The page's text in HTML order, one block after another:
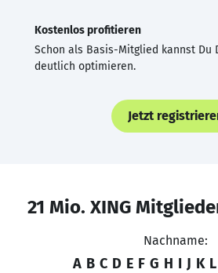
Kostenlos profitieren
Schon als Basis-Mitglied kannst Du
deutlich optimieren.
Jetzt
21 Mio. XING
Nachname:
A B C D E F G H I J K L